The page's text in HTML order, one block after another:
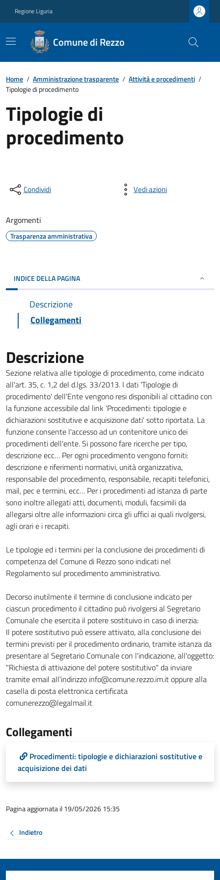
Regione Liguria
Comune di Rezzo
Home / Amministrazione trasparente / Attività e procedimenti /
Tipologie di procedimento
Tipologie di
procedimento
Condividi Vedi azioni
Argomenti
Trasparenza amministrativa
INDICE DELLA PAGINA
Descrizione
Collegamenti
Descrizione
Sezione relativa alle tipologie di procedimento, come indicato
all'art. 35, c. 1,2 del d.lgs. 33/2013. I dati 'Tipologie di
procedimento' dell'Ente vengono resi disponibili al cittadino con
la funzione accessibile dal link 'Procedimenti: tipologie e
dichiarazioni sostitutive e acquisizione dati' sotto riportata. La
funzione consente l'accesso ad un contenitore unico dei
procedimenti dell'ente. Si possono fare ricerche per tipo,
descrizione ecc… Per ogni procedimento vengono forniti:
descrizione e riferimenti normativi, unità organizzativa,
responsabile del procedimento, responsabile, recapiti telefonici,
mail, pec e termini, ecc… Per i procedimenti ad istanza di parte
sono inoltre allegati atti, documenti, moduli, facsimili da
allegarsi oltre alle informazioni circa gli uffici ai quali rivolgersi,
agli orari e i recapiti.
Le tipologie ed i termini per la conclusione dei procedimenti di
competenza del Comune di Rezzo sono indicati nel
Regolamento sul procedimento amministrativo.
Decorso inutilmente il termine di conclusione indicato per
ciascun procedimento il cittadino può rivolgersi al Segretario
Comunale che esercita il potere sostituivo in caso di inerzia:
Il potere sostitutivo può essere attivato, alla conclusione dei
termini previsti per il procedimento ordinario, tramite istanza da
presentare al Segretario Comunale con l'indicazione, all'oggetto:
"Richiesta di attivazione del potere sostitutivo" da inviare
tramite email all'indirizzo info@comune.rezzo.im.it oppure alla
casella di posta elettronica certificata
comunerezzo@legalmail.it
Collegamenti
Procedimenti: tipologie e dichiarazioni sostitutive e
acquisizione dei dati
Pagina aggiornata il 19/05/2026 15:35
Indietro